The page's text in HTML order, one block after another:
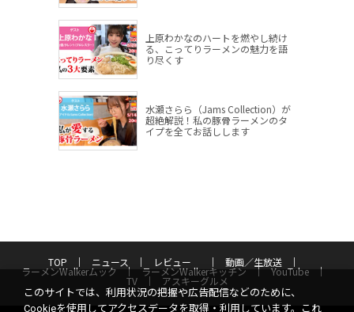
上原わかなのハートを燃やし続け
る、こってりラーメンの魅力を語
り尽くす
水瀬さらら（Jams Collection）が
超絶解説！私の豚骨ラーメンのタ
イプを全てお話しします
TOP ニュース レビュー 動画／生放送
ラーメンWalkerムック ラーメンWalkerキッチン YouTube
TV アスキーグルメ
このサイトでは、利用状況の把握や広告配信などのために、
Cookieを使用してアクセスデータを取得・利用しています。これ